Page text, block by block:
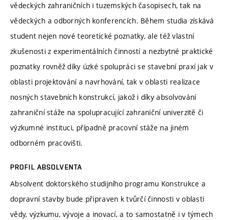
vědeckých zahraničních i tuzemských časopisech, tak na
vědeckých a odborných konferencích. Během studia získává
student nejen nové teoretické poznatky, ale též vlastní
zkušenosti z experimentálních činností a nezbytné praktické
poznatky rovněž díky úzké spolupráci se stavební praxí jak v
oblasti projektování a navrhování, tak v oblasti realizace
nosných stavebních konstrukcí, jakož i díky absolvování
zahraniční stáže na spolupracující zahraniční univerzitě či
výzkumné instituci, případně pracovní stáže na jiném
odborném pracovišti.
PROFIL ABSOLVENTA
Absolvent doktorského studijního programu Konstrukce a
dopravní stavby bude připraven k tvůrčí činnosti v oblasti
vědy, výzkumu, vývoje a inovací, a to samostatně i v týmech